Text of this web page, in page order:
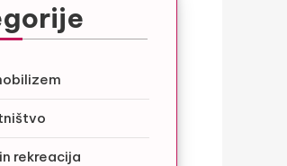
rekreacija